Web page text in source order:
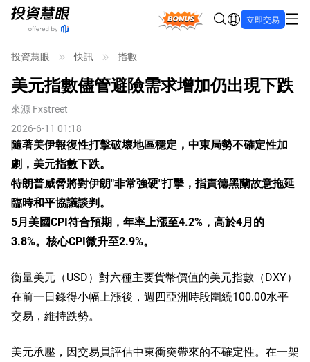
Bonus 立即交易
投資慧眼 快訊 指數
美元指數儘管避險需求增加仍出現下跌
來源 Fxstreet
2026-6-11 01:18
隨著美伊報復性打擊破壞地區穩定，中東局勢不確定性加
劇，美元指數下跌。
特朗普威脅將對伊朗"非常強硬"打擊，指責德黑蘭故意拖延
臨時和平協議談判。
5月美國CPI符合預期，年率上漲至4.2%，高於4月的
3.8%。核心CPI微升至2.9%。
衡量美元（USD）對六種主要貨幣價值的美元指數（DXY）
在前一日錄得小幅上漲後，週四亞洲時段圍繞100.00水平
交易，維持跌勢。
美元承壓，因交易員評估中東衝突帶來的不確定性。在一架